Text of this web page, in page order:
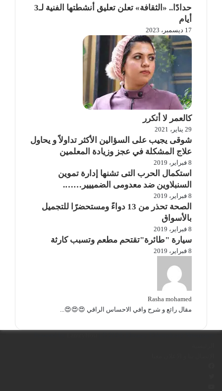
حدادًا.. «الثقافة» تعلن تعليق أنشطتها الفنية لـ3
أيام
17 ديسمبر، 2023
كالعمر لا أتكرر
29 يناير، 2021
شوقى يجيب على السؤالين الأكثر تداولاً و يحاول
علاج المشكلة في عجز وزيادة المعلمين
8 فبراير، 2019
استكمال الحرب التى تشنها إدارة تموين
السنبلاوين ضد معدومى الضمييير…….
8 فبراير، 2019
الصحة تحذر من 13 دواءً ومستحضرًا للتجميل
بالأسواق
8 فبراير، 2019
سيارة "طائرة"تقتحم مطعم وتسبب كارثة
8 فبراير، 2019
Rasha mohamed
مقال رائع و شرح وافي الاحساس الراقي 😍😍😍...